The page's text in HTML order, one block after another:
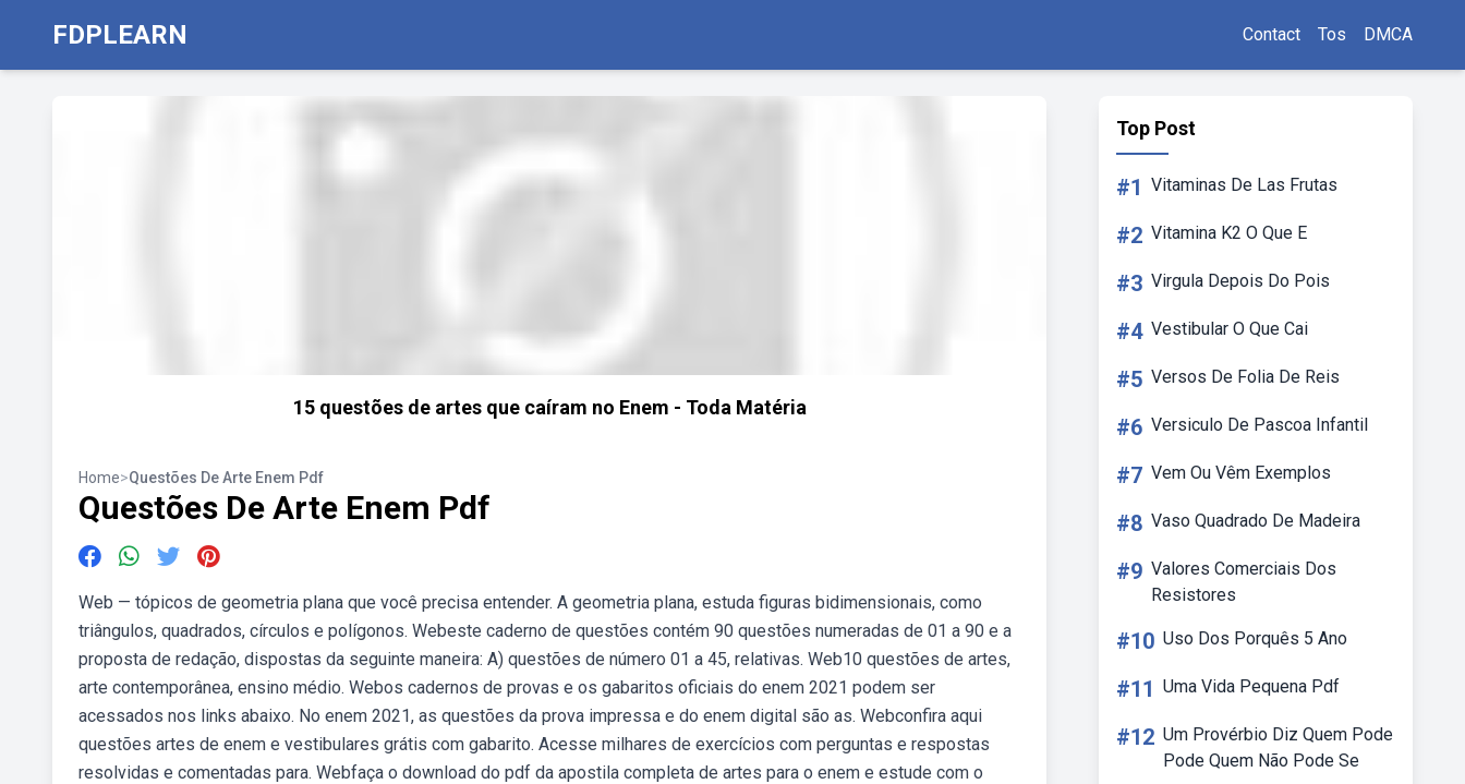
FDPLEARN Contact Tos DMCA
15 questões de artes que caíram no Enem - Toda Matéria
Home>Questões De Arte Enem Pdf
Questões De Arte Enem Pdf
Web — tópicos de geometria plana que você precisa entender. A geometria plana, estuda figuras bidimensionais, como
triângulos, quadrados, círculos e polígonos. Webeste caderno de questões contém 90 questões numeradas de 01 a 90 e a
proposta de redação, dispostas da seguinte maneira: A) questões de número 01 a 45, relativas. Web10 questões de artes,
arte contemporânea, ensino médio. Webos cadernos de provas e os gabaritos oficiais do enem 2021 podem ser
acessados nos links abaixo. No enem 2021, as questões da prova impressa e do enem digital são as. Webconfira aqui
questões artes de enem e vestibulares grátis com gabarito. Acesse milhares de exercícios com perguntas e respostas
resolvidas e comentadas para. Webfaça o download do pdf da apostila completa de artes para o enem e estude com o
Top Post
#1 Vitaminas De Las Frutas
#2 Vitamina K2 O Que E
#3 Virgula Depois Do Pois
#4 Vestibular O Que Cai
#5 Versos De Folia De Reis
#6 Versiculo De Pascoa Infantil
#7 Vem Ou Vêm Exemplos
#8 Vaso Quadrado De Madeira
#9 Valores Comerciais Dos
Resistores
#10 Uso Dos Porquês 5 Ano
#11 Uma Vida Pequena Pdf
#12 Um Provérbio Diz Quem Pode
Pode Quem Não Pode Se